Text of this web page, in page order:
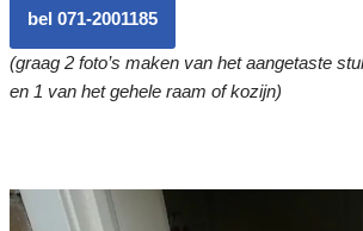
bel 071-2001185
(graag 2 foto’s maken van het aangetaste
en 1 van het gehele raam of kozijn)